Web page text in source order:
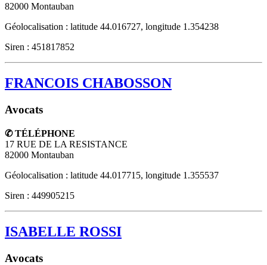
82000 Montauban
Géolocalisation : latitude 44.016727, longitude 1.354238
Siren : 451817852
FRANCOIS CHABOSSON
Avocats
✆ TÉLÉPHONE
17 RUE DE LA RESISTANCE
82000 Montauban
Géolocalisation : latitude 44.017715, longitude 1.355537
Siren : 449905215
ISABELLE ROSSI
Avocats